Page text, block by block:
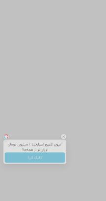
آمپول لاغری اسپارتینا، ا
ارزان‌تر از همه‌جا!
کلیک کن!